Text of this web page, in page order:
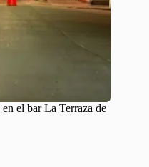
el bar La Terraza de